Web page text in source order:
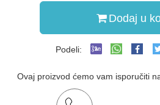
Dodaj u
Podeli:
Ovaj proizvod ćemo vam isporučiti